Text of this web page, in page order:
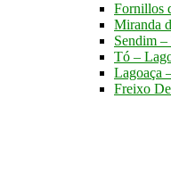
Fornillos
Miranda
Sendim
Tó –
Lagoaça
Freixo